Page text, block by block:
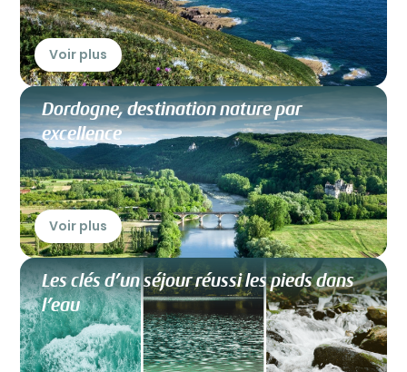
Voir plus
Dordogne, destination nature par
excellence
Voir plus
Les clés d’un séjour réussi les pieds dans
l’eau